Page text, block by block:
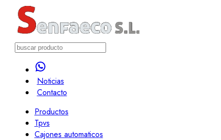
Noticias
Contacto
Productos
Tpvs
Cajones automaticos